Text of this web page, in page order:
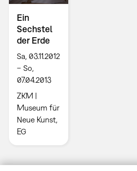
Ein
Sechstel
der Erde
Sa, 03.11.2012
– So,
07.04.2013
ZKM |
Museum für
Neue Kunst,
EG